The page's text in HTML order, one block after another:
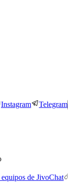
Instagram Telegram
de JivoChat